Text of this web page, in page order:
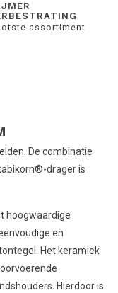
assortiment
De combinatie
drager is
hoogwaardige
en
Het keramiek
Hierdoor is